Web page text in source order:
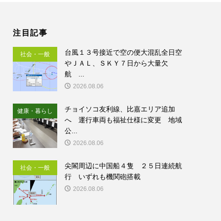
注目記事
社会・一般
台風１３号接近で空の便大混乱全日空
やＪＡＬ、ＳＫＹ７日から大量欠
航 ...
2026.08.06
健康・暮らし
チョイソコ友利線、比嘉エリア追加
へ 運行車両も福祉仕様に変更 地域
公...
2026.08.06
社会・一般
尖閣周辺に中国船４隻 ２５日連続航
行 いずれも機関砲搭載
2026.08.06